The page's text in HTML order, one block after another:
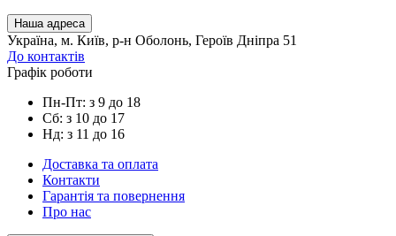
Наша адреса
Українa, м. Київ, р-н Оболонь, Героїв Дніпра 51
До контактів
Графік роботи
Пн-Пт: з 9 до 18
Сб: з 10 до 17
Нд: з 11 до 16
Доставка та оплата
Контакти
Гарантія та повернення
Про нас